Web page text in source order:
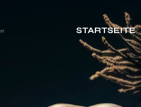
STARTSEITE